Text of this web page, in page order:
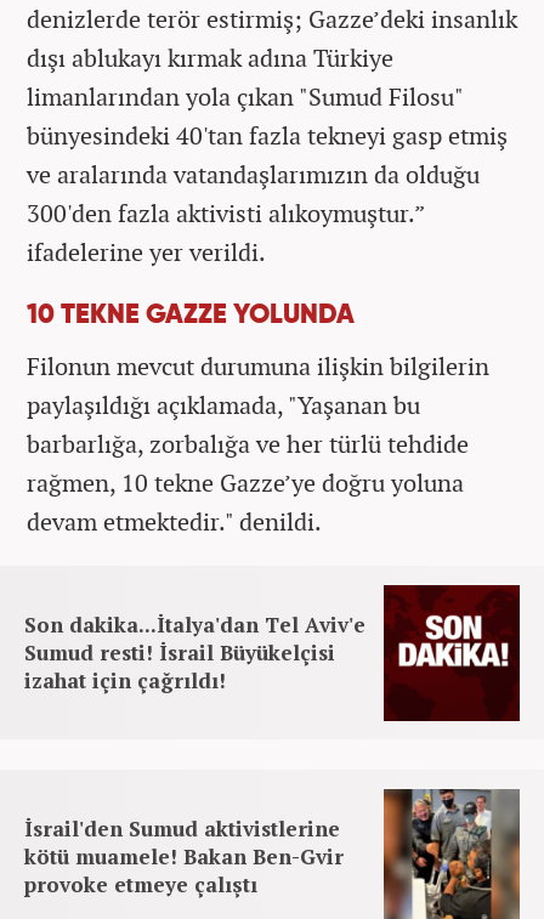
denizlerde terör estirmiş; Gazze’deki insanlık
dışı ablukayı kırmak adına Türkiye
limanlarından yola çıkan "Sumud Filosu"
bünyesindeki 40'tan fazla tekneyi gasp etmiş
ve aralarında vatandaşlarımızın da olduğu
300'den fazla aktivisti alıkoymuştur.”
ifadelerine yer verildi.
10 TEKNE GAZZE YOLUNDA
Filonun mevcut durumuna ilişkin bilgilerin
paylaşıldığı açıklamada, "Yaşanan bu
barbarlığa, zorbalığa ve her türlü tehdide
rağmen, 10 tekne Gazze’ye doğru yoluna
devam etmektedir." denildi.
Son dakika...İtalya'dan Tel Aviv'e
Sumud resti! İsrail Büyükelçisi
izahat için çağrıldı!
İsrail'den Sumud aktivistlerine
kötü muamele! Bakan Ben-Gvir
provoke etmeye çalıştı